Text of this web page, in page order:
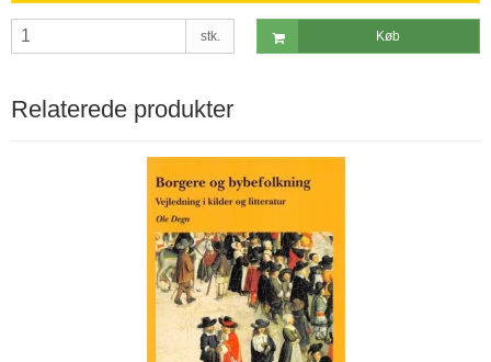
stk. Køb
Relaterede produkter